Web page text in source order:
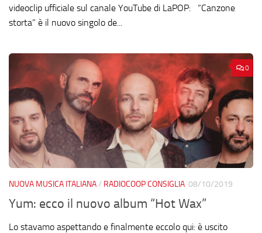
videoclip ufficiale sul canale YouTube di LaPOP: “Canzone
storta” è il nuovo singolo de...
0
NUOVA MUSICA ITALIANA/ RADIOCOOP CONSIGLIA 08/10/2019
Yum: ecco il nuovo album “Hot Wax”
Lo stavamo aspettando e finalmente eccolo qui: è uscito